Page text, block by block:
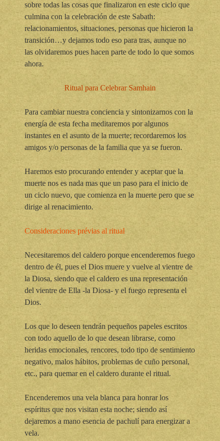
sobre todas las cosas que finalizaron en este ciclo que
culmina con la celebración de este Sabath:
relacionamientos, situaciones, personas que hicieron la
transición…y dejamos todo eso para tras, aunque no
las olvidaremos pues hacen parte de todo lo que somos
ahora.
Ritual para Celebrar Samhain
Para cambiar nuestra conciencia y sintonizarnos con la
energía de esta fecha meditaremos por algunos
instantes en el asunto de la muerte; recordaremos los
amigos y/o personas de la familia que ya se fueron.
Haremos esto procurando entender y aceptar que la
muerte nos es nada mas que un paso para el inicio de
un ciclo nuevo, que comienza en la muerte pero que se
dirige al renacimiento.
Consideraciones prévias al ritual
Necesitaremos del caldero porque encenderemos fuego
dentro de él, pues el Dios muere y vuelve al vientre de
la Diosa, siendo que el caldero es una representación
del vientre de Ella -la Diosa- y el fuego representa el
Dios.
Los que lo deseen tendrán pequeños papeles escritos
con todo aquello de lo que desean librarse, como
heridas emocionales, rencores, todo tipo de sentimiento
negativo, malos hábitos, problemas de cuño personal,
etc., para quemar en el caldero durante el ritual.
Encenderemos una vela blanca para honrar los
espíritus que nos visitan esta noche; siendo así
dejaremos a mano esencia de pachulí para energizar a
vela.